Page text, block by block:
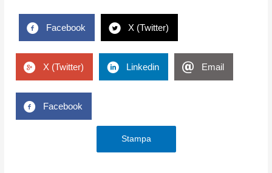
Facebook X (Twitter)
X (Twitter) Linkedin Email
Facebook
Stampa